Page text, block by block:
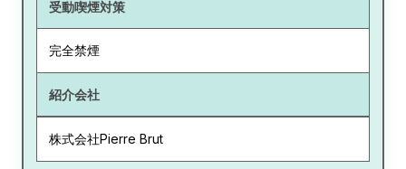
受動喫煙対策
完全禁煙
紹介会社
株式会社Pierre Brut